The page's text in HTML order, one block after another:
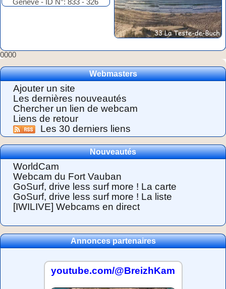
0000
Webmasters
Ajouter un site
Les dernières nouveautés
Chercher un lien de webcam
Liens de retour
Les 30 derniers liens
Nouveautés
WorldCam
Webcam du Fort Vauban
GoSurf, drive less surf more ! La carte
GoSurf, drive less surf more ! La liste
[IWILIVE] Webcams en direct
Annonces partenaires
youtube.com/@BreizhKam